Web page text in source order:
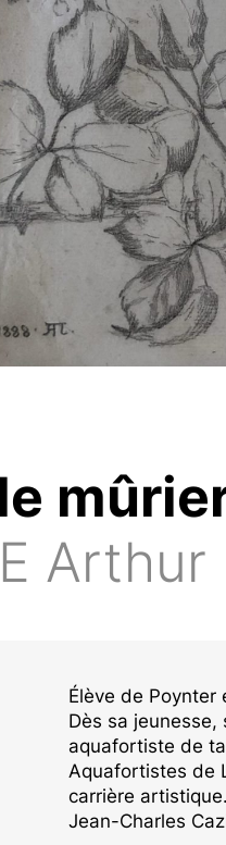
Arthur
Élève de Poynter
Dès sa
aquafortiste de
Aquafortistes de
carrière
Jean-Charles